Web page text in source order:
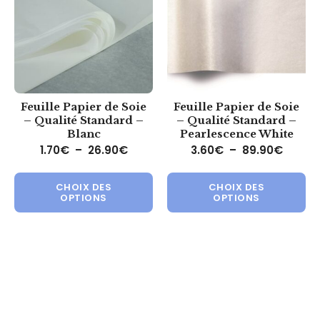
Feuille Papier de Soie
– Qualité Standard –
Blanc
1.70€ – 26.90€Plage de prix : 1.70€ à 26.90€
CHOIX DES
OPTIONS
Ce produit a plusieurs
Feuille Papier de Soie
– Qualité Standard –
Pearlescence White
3.60€ – 89.90€Plage
CHOIX DES
OPTIONS